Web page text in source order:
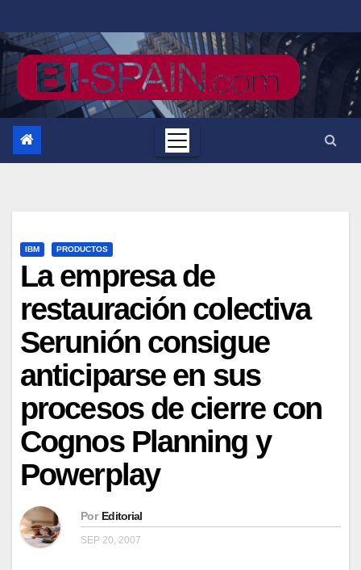
al
contenido
IBM PRODUCTOS
La empresa de
restauración colectiva
Serunión consigue
anticiparse en sus
procesos de cierre con
Cognos Planning y
Powerplay
Por Editorial
SEP 20, 2007